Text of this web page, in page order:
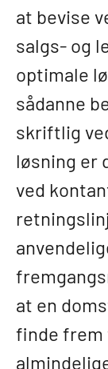
at bevise
salgs- og
optimale
sådanne
skriftlig
løsning er
ved
at en
finde frem